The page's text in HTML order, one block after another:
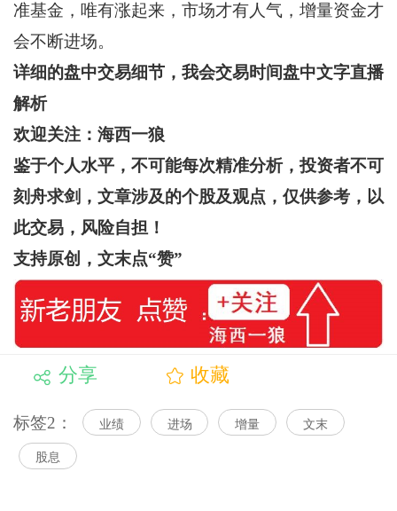
准基金，唯有涨起来，市场才有人气，增量资金才
会不断进场。
详细的盘中交易细节，我会交易时间盘中文字直播
解析
欢迎关注：海西一狼
鉴于个人水平，不可能每次精准分析，投资者不可
刻舟求剑，文章涉及的个股及观点，仅供参考，以
此交易，风险自担！
支持原创，文末点“赞”
分享 收藏
标签2： 业绩 进场 增量 文末
股息